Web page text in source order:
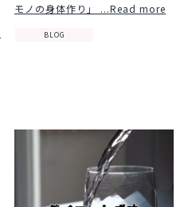
モノの身体作り」 ...Read more
BLOG